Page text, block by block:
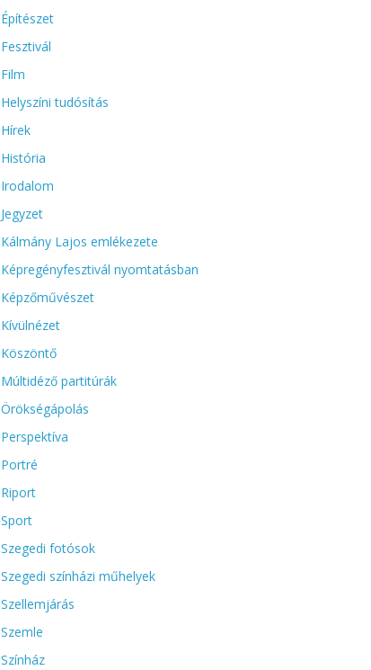
Építészet
Fesztivál
Film
Helyszíni tudósítás
Hírek
História
Irodalom
Jegyzet
Kálmány Lajos emlékezete
Képregényfesztivál nyomtatásban
Képzőművészet
Kívülnézet
Köszöntő
Múltidéző partitúrák
Örökségápolás
Perspektíva
Portré
Riport
Sport
Szegedi fotósok
Szegedi színházi műhelyek
Szellemjárás
Szemle
Színház